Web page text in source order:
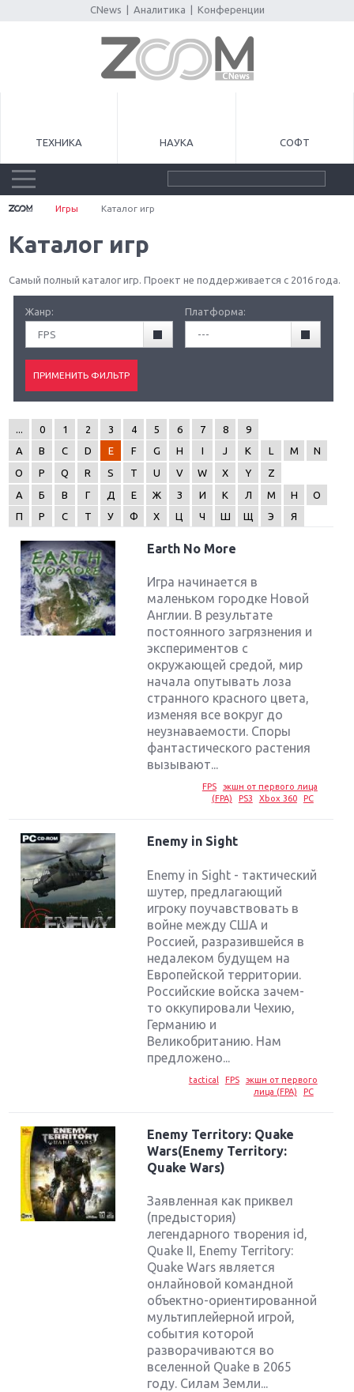
CNews Аналитика Конференции
ТЕХНИКА НАУКА СОФТ
Игры Каталог игр
Каталог игр
Самый полный каталог игр. Проект не поддерживается с 2016 года.
Жанр:
FPS
Платформа:
---
0 1 2 3 4 5 6 7 8
9
A
B C D E F G H I J K L M
N
O
P Q R S T U V W X Y
Z
А
Б В Г Д Е Ж З И К Л М Н
О
П
Р С Т У Ф Х Ц Ч Ш Щ Э Я
Earth No More
Игра начинается в
маленьком городке Новой
Англии. В результате
постоянного загрязнения и
экспериментов с
окружающей средой, мир
начала опутывать лоза
странного красного цвета,
изменяя все вокруг до
неузнаваемости. Споры
фантастического растения
вызывают...
FPS
экшн от первого лица
(FPA)
PS3 Xbox 360 PC
Enemy in Sight
Enemy in Sight - тактический
шутер, предлагающий
игроку поучавствовать в
войне между США и
Россией, разразившейся в
недалеком будущем на
Европейской территории.
Российские войска зачем-
то оккупировали Чехию,
Германию и
Великобританию. Нам
предложено...
tactical FPS
экшн от первого
лица (FPA)
PC
Enemy Territory: Quake
Wars(Enemy Territory:
Quake Wars)
Заявленная как приквел
(предыстория)
легендарного творения id,
Quake II, Enemy Territory:
Quake Wars является
онлайновой командной
объектно-ориентированной
мультиплейерной игрой,
события которой
разворачиваются во
вселенной Quake в 2065
году. Силам Земли...
Крупнейшие релизы мая: Nintendo, Microsoft и